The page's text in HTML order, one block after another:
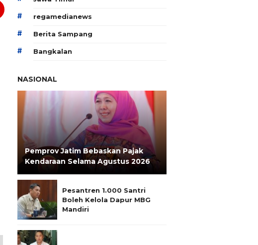
# regamedianews
# Berita Sampang
# Bangkalan
NASIONAL
Pemprov Jatim Bebaskan Pajak
Kendaraan Selama Agustus 2026
Pesantren 1.000 Santri
Boleh Kelola Dapur MBG
Mandiri